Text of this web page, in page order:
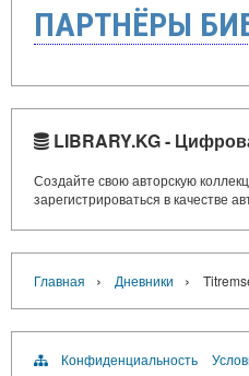
ПАРТНЁРЫ
LIBRARY.KG -
Создайте свою авторскую
зарегистрироваться в качестве
Главная › Дневники ›
Конфиденциальность